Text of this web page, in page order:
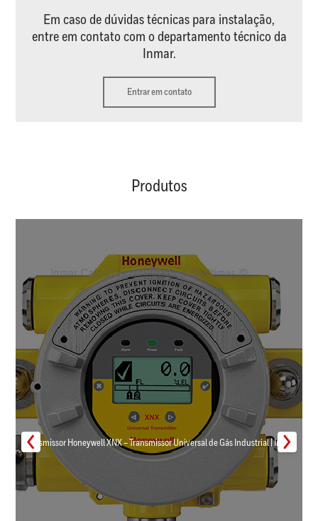
Em caso de dúvidas técnicas para instalação,
entre em contato com o departamento técnico da
Inmar.
Entrar em contato
Produtos
Transmissor Honeywell XNX – Transmissor Universal de Gás Industrial | Inmar